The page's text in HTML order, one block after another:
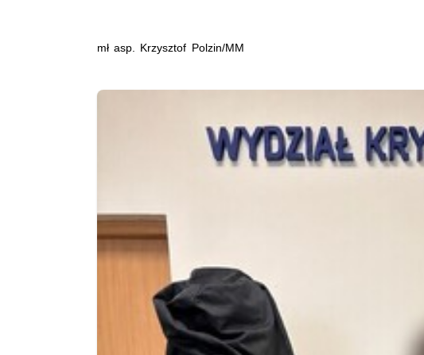
mł asp. Krzysztof Polzin/MM